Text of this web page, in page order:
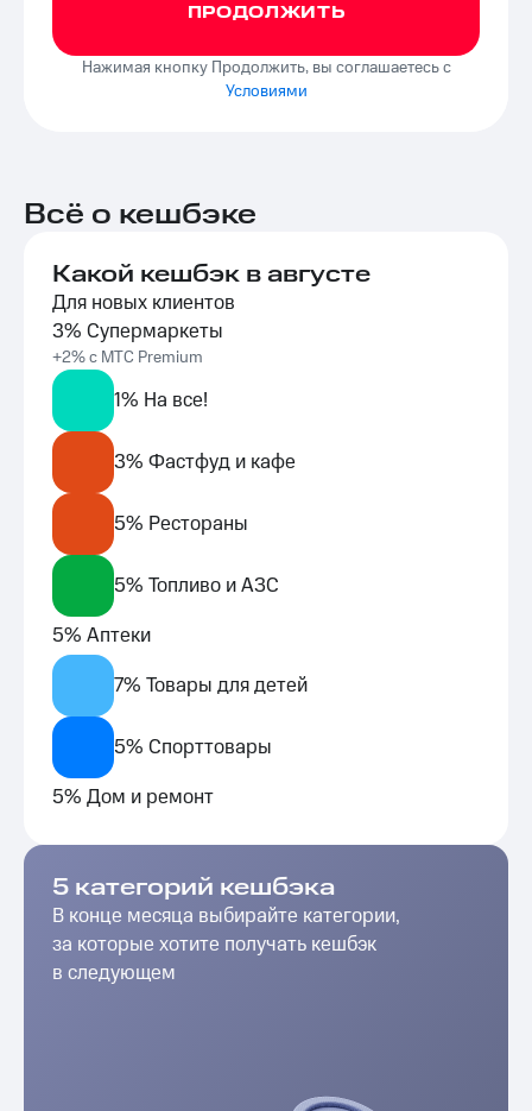
ПРОДОЛЖИТЬ
Нажимая кнопку Продолжить, вы соглашаетесь с
Условиями
Всё о кешбэке
Какой кешбэк в августе
Для новых клиентов
3% Супермаркеты
+2% с МТС Premium
1% На все!
3% Фастфуд и кафе
5% Рестораны
5% Топливо и АЗС
5% Аптеки
7% Товары для детей
5% Спорттовары
5% Дом и ремонт
5 категорий кешбэка
В конце месяца выбирайте категории,
за которые хотите получать кешбэк
в следующем